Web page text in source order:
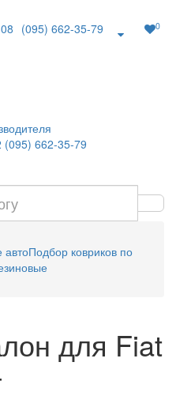
(095) 662-35-79 0
(095) 662-35-79
автоПодбор ковриков по
для Fiat